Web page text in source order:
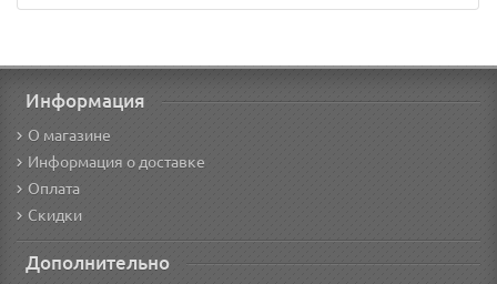
Информация
О магазине
Информация о доставке
Оплата
Скидки
Дополнительно